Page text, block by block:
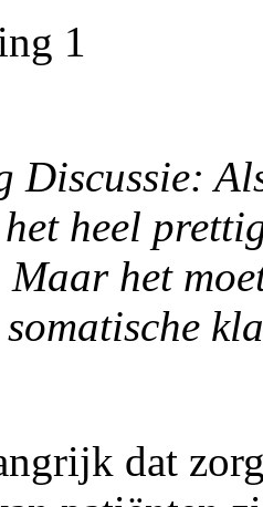
1
Discussie:
heel
het
dat